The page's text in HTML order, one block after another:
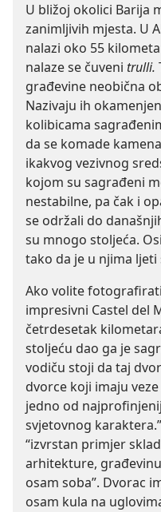
U bližoj okolici Barija
zanimljivih mjesta. U
nalazi oko 55
nalaze se čuveni trulli.
građevine neobična
Nazivaju ih
kolibicama
da se komade
ikakvog vezivnog
kojom su sagrađeni
nestabilne, pa čak i
se održali do
su mnogo stoljeća.
tako da je u njima ljeti
Ako volite
impresivni Castel del
četrdesetak
stoljeću dao ga je
vodiču stoji da taj
dvorce koji imaju
jedno od
svjetovnog
“izvrstan primjer
arhitekture,
osam soba”. Dvorac
osam kula na